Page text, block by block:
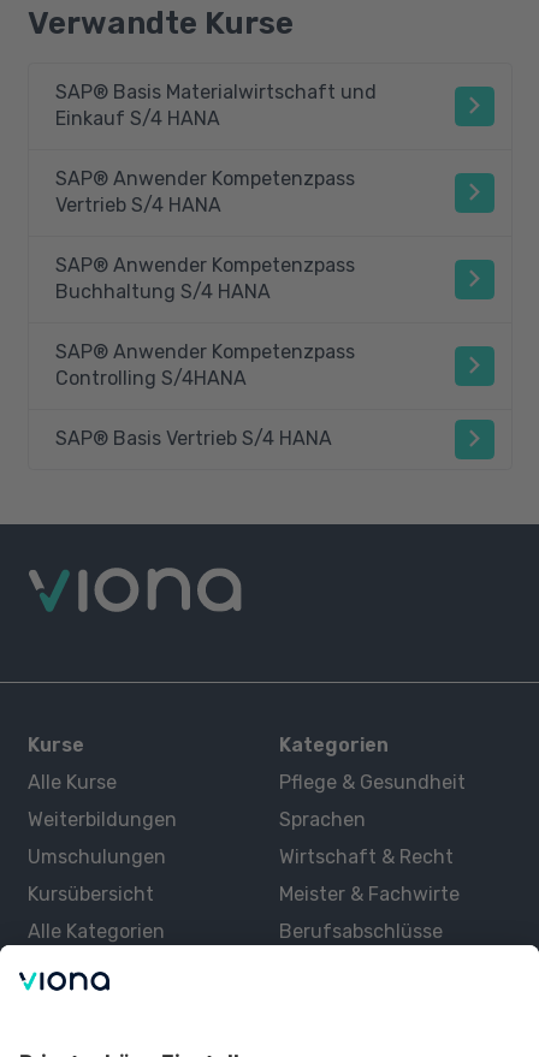
Verwandte Kurse
SAP® Basis Materialwirtschaft und
Einkauf S/4 HANA
SAP® Anwender Kompetenzpass
Vertrieb S/4 HANA
SAP® Anwender Kompetenzpass
Buchhaltung S/4 HANA
SAP® Anwender Kompetenzpass
Controlling S/4HANA
SAP® Basis Vertrieb S/4 HANA
Kurse
Alle Kurse
Weiterbildungen
Umschulungen
Kursübersicht
Alle Kategorien
Kategorien
Pflege & Gesundheit
Sprachen
Wirtschaft & Recht
Meister & Fachwirte
Berufsabschlüsse
Über uns